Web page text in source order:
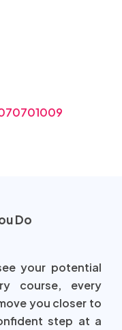
Do
your potential
course, every
you closer to
step at a